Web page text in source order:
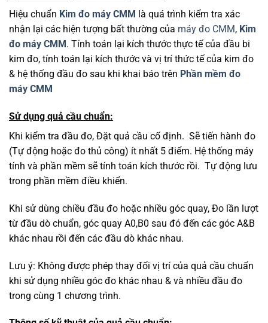
Hiệu chuẩn Kim đo máy CMM là quá trình kiểm tra xác
nhận lại các hiện tượng bất thường của máy đo CMM, Kim
đo máy CMM . Tính toán lại kích thước thực tế của đầu bi
kim đo, tính toán lại kích thước và vị trí thức tế của kim đo
& hệ thống đầu đo sau khi khai báo trên Phần mềm đo
máy CMM
Sử dụng quả cầu chuẩn:
Khi kiểm tra đầu đo, Đặt quả cầu cố định. Sẽ tiến hành đo
(Tự động hoặc đo thủ công) ít nhất 5 điểm. Hệ thống máy
tính và phần mềm sẽ tính toán kích thước rồi. Tự động lưu
trong phần mềm điều khiển.
Khi sử dùng chiều đầu đo hoặc nhiều góc quay, Đo lần lượt
từ đầu dò chuẩn, góc quay A0,B0 sau đó đến các góc A&B
khác nhau rồi đến các đầu dò khác nhau.
Lưu ý: Không được phép thay đổi vị trí của quả cầu chuẩn
khi sử dụng nhiều góc đo khác nhau & và nhiều đầu đo
trong cùng 1 chương trình.